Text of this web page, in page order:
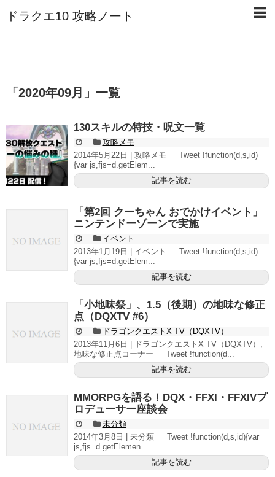
ドラクエ10 攻略ノート
「 2020年09月 」 一覧
130スキルの特技・呪文一覧
攻略メモ
2014年5月22日 | 攻略メモ Tweet !function(d,s,id)
{var js,fjs=d.getElem...
記事を読む
「第2回 クーちゃん おでかけイベント」
ニンテンドーゾーンで実施
イベント
2013年1月19日 | イベント Tweet !function(d,s,id)
{var js,fjs=d.getElem...
記事を読む
「小地味祭」、1.5（後期）の地味な修正
点（DQXTV #6）
ドラゴンクエストX TV（DQXTV）
2013年11月6日 | ドラゴンクエストX TV（DQXTV）,
地味な修正点コーナー Tweet !function(d...
記事を読む
MMORPGを語る！DQX・FFXI・FFXIVプ
ロデューサー座談会
未分類
2014年3月8日 | 未分類 Tweet !function(d,s,id){var
js,fjs=d.getElemen...
記事を読む